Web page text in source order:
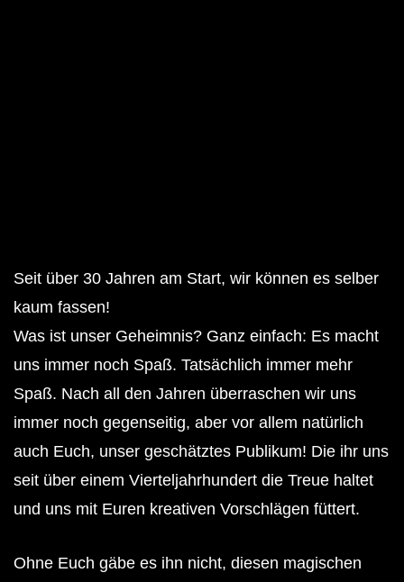
Seit über 30 Jahren am Start, wir können es selber
kaum fassen!
Was ist unser Geheimnis? Ganz einfach: Es macht
uns immer noch Spaß. Tatsächlich immer mehr
Spaß. Nach all den Jahren überraschen wir uns
immer noch gegenseitig, aber vor allem natürlich
auch Euch, unser geschätztes Publikum! Die ihr uns
seit über einem Vierteljahrhundert die Treue haltet
und uns mit Euren kreativen Vorschlägen füttert.
Ohne Euch gäbe es ihn nicht, diesen magischen